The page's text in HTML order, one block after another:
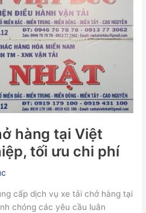
hàng tại Việt
tối ưu chi phí
cấp dịch vụ xe tải chở hàng tại
chóng các yêu cầu luân